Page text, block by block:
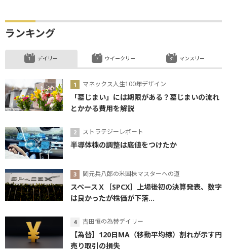
ランキング
デイリー
マネックス人生100年デザイン
「墓じまい」には期限がある？墓じまいの流れ
とかかる費用を解説
ストラテジーレポート
半導体株の調整は底値をつけたか
岡元兵八郎の米国株マスターへの道
スペースＸ［SPCX］上場後初の決算発表、数字
は良かったが株価が下落...
吉田恒の為替デイリー
【為替】120日MA（移動平均線）割れが示す円
売り取引の損失
ウイークリー マンスリー